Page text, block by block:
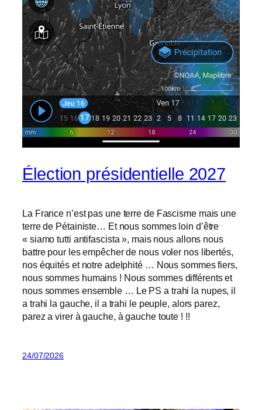
Élection présidentielle 2027
La France n’est pas une terre de Fascisme mais une
terre de Pétainiste… Et nous sommes loin d’être
« siamo tutti antifascista », mais nous allons nous
battre pour les empêcher de nous voler nos libertés,
nos équités et notre adelphité … Nous sommes fiers,
nous sommes humains ! Nous sommes différents et
nous sommes ensemble … Le PS a trahi la nupes, il
a trahi la gauche, il a trahi le peuple, alors parez,
parez a virer à gauche, à gauche toute ! !!
24/07/2026